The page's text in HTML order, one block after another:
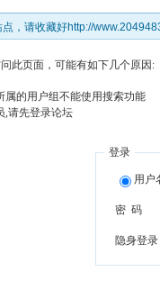
，请收藏好http://
此页面，可能有如下几个原因:
属的用户组不能使用搜索功能
,请先登录论坛
登录
用户
密 码
隐身登录